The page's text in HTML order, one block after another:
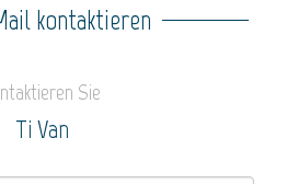
kontaktieren
Sie
Ti Van